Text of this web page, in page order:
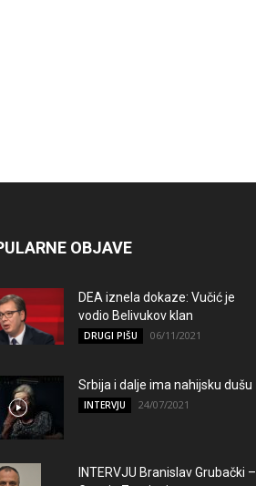
OBJAVE
DEA iznela dokaze: Vučić je
vodio Belivukov klan
DRUGI PIŠU 06/11/2021
Srbija i dalje ima nahijsku dušu
INTERVJU 24/07/2021
INTERVJU Branislav Grubački –